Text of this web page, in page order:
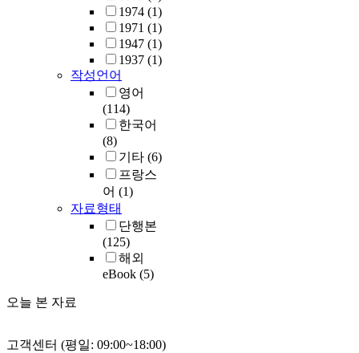
1974 (1)
1971 (1)
1947 (1)
1937 (1)
작성언어
영어
(114)
한국어
(8)
기타 (6)
프랑스
어 (1)
자료형태
단행본
(125)
해외
eBook (5)
오늘 본 자료
고객센터 (평일: 09:00~18:00)